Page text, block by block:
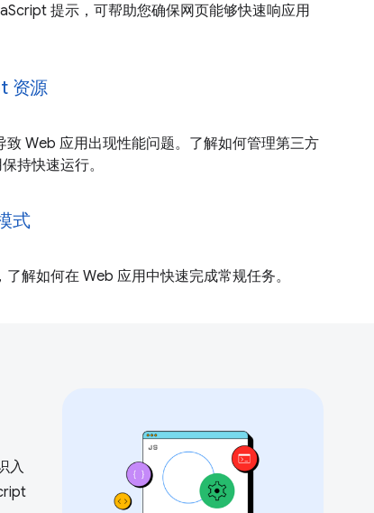
提示，可帮助您确保网页能够快速响应用
资源
Web 应用出现性能问题。了解如何管理第三方
持快速运行。
式
解如何在 Web 应用中快速完成常规任务。
入